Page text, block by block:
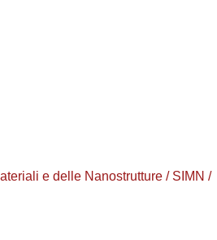
e delle Nanostrutture / SIMN /